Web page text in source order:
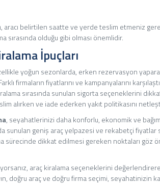
aracı belirtilen saatte ve yerde teslim etmeniz
sırasında olduğu gibi olması önemlidir.
İpuçları
yoğun sezonlarda, erken rezervasyon
firmaların fiyatlarını ve kampanyalarını
sırasında sunulan sigorta seçeneklerini
alırken ve iade ederken yakıt politikasını
, seyahatlerinizi daha konforlu, ekonomik ve
sunulan geniş araç yelpazesi ve rekabetçi fiyatlar
sürecinde dikkat edilmesi gereken noktaları göz
araç kiralama seçeneklerini
doğru araç ve doğru firma seçimi, seyahatinizin